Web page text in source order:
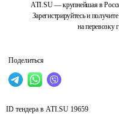
ATI.SU — крупнейшая в
Зарегистрируйтесь и
на перевозку
Поделиться
ID тендера в ATI.SU 19659